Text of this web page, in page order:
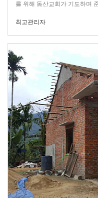
를 위해 동산교회가 기도하며
최고관리자